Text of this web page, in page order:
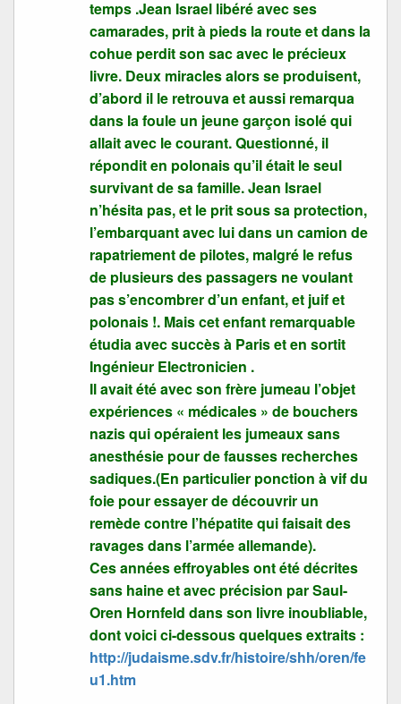
temps .Jean Israel libéré avec ses
camarades, prit à pieds la route et dans la
cohue perdit son sac avec le précieux
livre. Deux miracles alors se produisent,
d’abord il le retrouva et aussi remarqua
dans la foule un jeune garçon isolé qui
allait avec le courant. Questionné, il
répondit en polonais qu’il était le seul
survivant de sa famille. Jean Israel
n’hésita pas, et le prit sous sa protection,
l’embarquant avec lui dans un camion de
rapatriement de pilotes, malgré le refus
de plusieurs des passagers ne voulant
pas s’encombrer d’un enfant, et juif et
polonais !. Mais cet enfant remarquable
étudia avec succès à Paris et en sortit
Ingénieur Electronicien .
Il avait été avec son frère jumeau l’objet
expériences « médicales » de bouchers
nazis qui opéraient les jumeaux sans
anesthésie pour de fausses recherches
sadiques.(En particulier ponction à vif du
foie pour essayer de découvrir un
remède contre l’hépatite qui faisait des
ravages dans l’armée allemande).
Ces années effroyables ont été décrites
sans haine et avec précision par Saul-
Oren Hornfeld dans son livre inoubliable,
dont voici ci-dessous quelques extraits :
http://judaisme.sdv.fr/histoire/shh/oren/fe
u1.htm